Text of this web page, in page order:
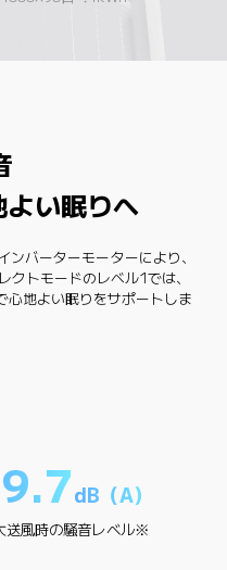
よい眠りへ
バーターモーターにより、
クトモードのレベル1では、
心地よい眠りをサポートしま
dB（A）
送風時の騒音レベル※